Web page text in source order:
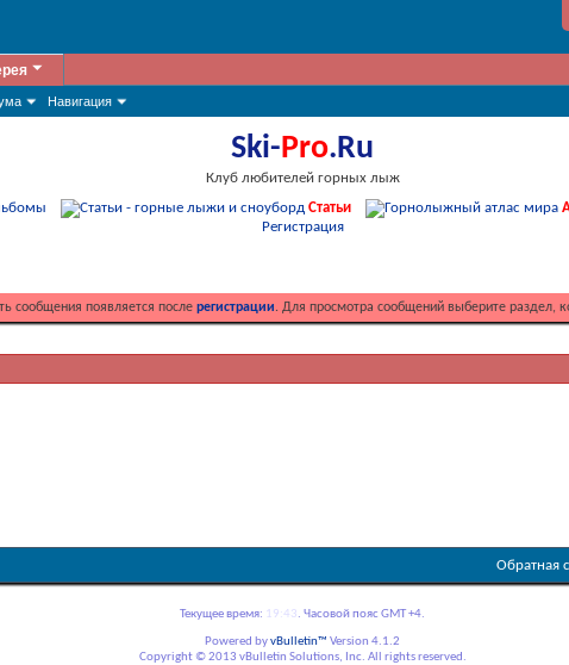
Навигация
Ski-Pro.Ru
Клуб любителей горных лыж
Статьи
Регистрация
сообщения появляется после регистрации. Для просмотра сообщений выберите раздел,
Обратная
Текущее время: 19:43 . Часовой пояс GMT +4.
Powered byvBulletin™ Version 4.1.2
Copyright © 2013 vBulletin Solutions, Inc. All rights reserved.